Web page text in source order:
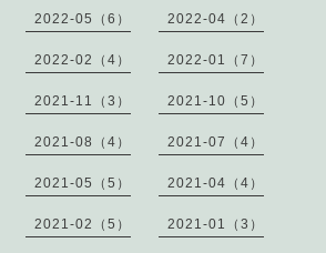
2022-05（6） 2022-04（2）
2022-02（4） 2022-01（7）
2021-11（3） 2021-10（5）
2021-08（4） 2021-07（4）
2021-05（5） 2021-04（4）
2021-02（5） 2021-01（3）